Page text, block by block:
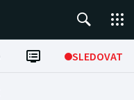
SLEDOVAT